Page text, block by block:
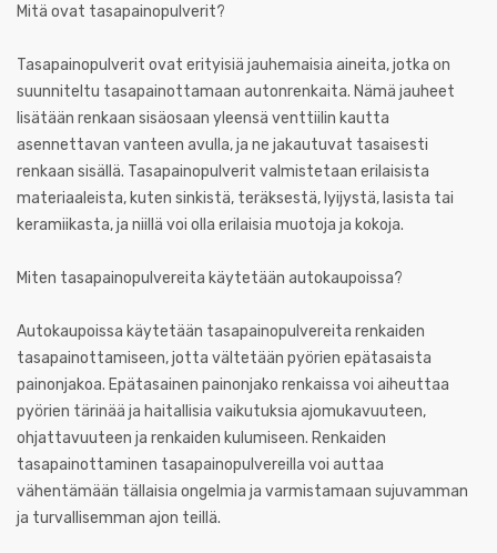
Mitä ovat tasapainopulverit?
Tasapainopulverit ovat erityisiä jauhemaisia aineita, jotka on
suunniteltu tasapainottamaan autonrenkaita. Nämä jauheet
lisätään renkaan sisäosaan yleensä venttiilin kautta
asennettavan vanteen avulla, ja ne jakautuvat tasaisesti
renkaan sisällä. Tasapainopulverit valmistetaan erilaisista
materiaaleista, kuten sinkistä, teräksestä, lyijystä, lasista tai
keramiikasta, ja niillä voi olla erilaisia muotoja ja kokoja.
Miten tasapainopulvereita käytetään autokaupoissa?
Autokaupoissa käytetään tasapainopulvereita renkaiden
tasapainottamiseen, jotta vältetään pyörien epätasaista
painonjakoa. Epätasainen painonjako renkaissa voi aiheuttaa
pyörien tärinää ja haitallisia vaikutuksia ajomukavuuteen,
ohjattavuuteen ja renkaiden kulumiseen. Renkaiden
tasapainottaminen tasapainopulvereilla voi auttaa
vähentämään tällaisia ongelmia ja varmistamaan sujuvamman
ja turvallisemman ajon teillä.